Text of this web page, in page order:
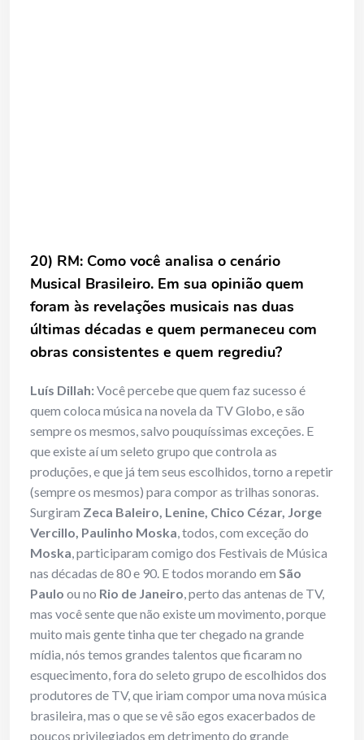
20) RM: Como você analisa o cenário
Musical Brasileiro. Em sua opinião quem
foram às revelações musicais nas duas
últimas décadas e quem permaneceu com
obras consistentes e quem regrediu?
Luís Dillah:Você percebe que quem faz sucesso é
quem coloca música na novela da TV Globo, e são
sempre os mesmos, salvo pouquíssimas exceções. E
que existe aí um seleto grupo que controla as
produções, e que já tem seus escolhidos, torno a repetir
(sempre os mesmos) para compor as trilhas sonoras.
Surgiram Zeca Baleiro, Lenine, Chico Cézar, Jorge
Vercillo, Paulinho Moska, todos, com exceção do
Moska, participaram comigo dos Festivais de Música
nas décadas de 80 e 90. E todos morando em São
Paulo ou no Rio de Janeiro, perto das antenas de TV,
mas você sente que não existe um movimento, porque
muito mais gente tinha que ter chegado na grande
mídia, nós temos grandes talentos que ficaram no
esquecimento, fora do seleto grupo de escolhidos dos
produtores de TV, que iriam compor uma nova música
brasileira, mas o que se vê são egos exacerbados de
poucos privilegiados em detrimento do grande